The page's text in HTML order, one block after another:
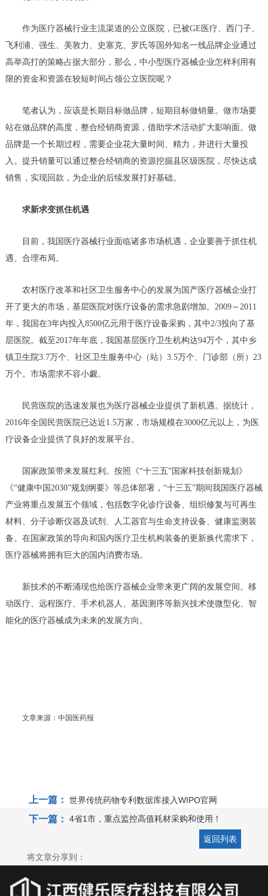
作为医疗器械行业主流渠道的公立医院，已被GE医疗、西门子、
飞利浦、强生、美敦力、史塞克、罗氏等国外知名一线品牌企业通过
高举高打的策略占据大部分，那么，中小型医疗器械企业怎样利用有
限的资金和资源在较短时间占领公立医院呢？
笔者认为，应该是长期目标做品牌，短期目标做销量。做市场要
站在做品牌的高度，整合经销商资源，借助学术活动扩大影响面。做
品牌是一个长期过程，需要企业花大量时间、精力，并进行大量投
入。提升销量可以通过整合经销商的资源挖掘县区级医院，尽快达成
销售，实现回款，为企业的后续发展打好基础。
求新求变抓住机遇
目前，我国医疗器械行业面临诸多市场机遇，企业要善于抓住机
遇、合理布局。
农村医疗改革和社区卫生服务中心的发展为国产医疗器械企业打
开了更大的市场，基层医院对医疗设备的需求急剧增加。2009～2011
年，我国在3年内投入8500亿元用于医疗设备采购，其中2/3投向了基
层医院。截至2017年年底，我国基层医疗卫生机构达94万个，其中乡
镇卫生院3.7万个、社区卫生服务中心（站）3.5万个、门诊部（所）23
万个。市场需求不容小觑。
民营医院的迅速发展也为医疗器械企业提供了新机遇。据统计，
2016年全国民营医院已达近1.5万家，市场规模在3000亿元以上，为医
疗设备企业提供了良好的发展平台。
国家政策带来发展红利。按照《“十三五”国家科技创新规划》
《“健康中国2030”规划纲要》等总体部署，“十三五”期间我国医疗器械
产业将重点发展五个领域，包括数字化诊疗设备、组织修复与可再生
材料、分子诊断仪器及试剂、人工器官与生命支持设备、健康监测装
备。在国家政策的导向和国内医疗卫生机构装备的更新换代需求下，
医疗器械将拥有巨大的国内消费市场。
新技术的不断涌现也给医疗器械企业带来更广阔的发展空间。移
动医疗、远程医疗、手术机器人、基因测序等新兴技术使微型化、智
能化的医疗器械成为未来的发展方向。
文章来源：中国医药报
上一篇： 世界传统药物专利数据库接入WIPO官网
下一篇： 4省1市，重点监控高值耗材采购和使用！
返回列表
将文章分享到：